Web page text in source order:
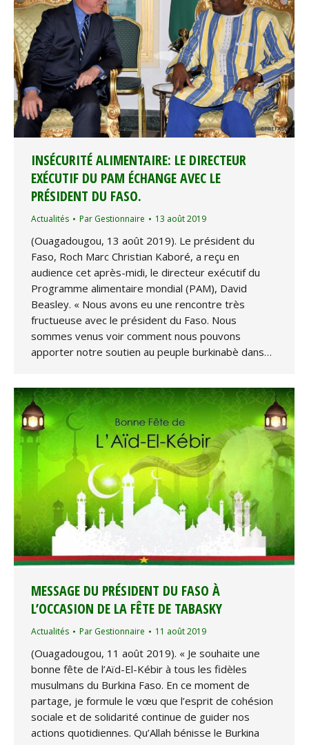
INSÉCURITÉ ALIMENTAIRE: LE DIRECTEUR
EXÉCUTIF DU PAM ÉCHANGE AVEC LE
PRÉSIDENT DU FASO.
Actualités Par Gestionnaire 13 août 2019
(Ouagadougou, 13 août 2019). Le président du
Faso, Roch Marc Christian Kaboré, a reçu en
audience cet après-midi, le directeur exécutif du
Programme alimentaire mondial (PAM), David
Beasley. « Nous avons eu une rencontre très
fructueuse avec le président du Faso. Nous
sommes venus voir comment nous pouvons
apporter notre soutien au peuple burkinabè dans…
MESSAGE DU PRÉSIDENT DU FASO À
L’OCCASION DE LA FÊTE DE TABASKY
Actualités Par Gestionnaire 11 août 2019
(Ouagadougou, 11 août 2019). « Je souhaite une
bonne fête de l’Aïd-El-Kébir à tous les fidèles
musulmans du Burkina Faso. En ce moment de
partage, je formule le vœu que l’esprit de cohésion
sociale et de solidarité continue de guider nos
actions quotidiennes. Qu’Allah bénisse le Burkina